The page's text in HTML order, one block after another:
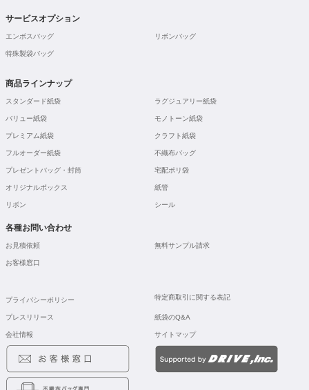
サービスオプション
エンボスバッグ リボンバッグ
特殊製袋バッグ
商品ラインナップ
スタンダード紙袋 ラグジュアリー紙袋
バリュー紙袋 モノトーン紙袋
プレミアム紙袋 クラフト紙袋
フルオーダー紙袋 不織布バッグ
プレゼントバッグ・封筒 宅配ポリ袋
オリジナルボックス 紙管
リボン シール
各種お問い合わせ
お見積依頼 無料サンプル請求
お客様窓口
プライバシーポリシー 特定商取引に関する表記
プレスリリース 紙袋のQ&A
会社情報 サイトマップ